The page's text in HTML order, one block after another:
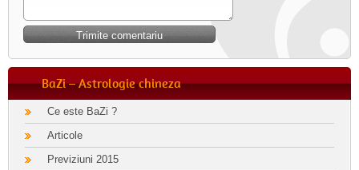
BaZi – Astrologie chineza
Ce este BaZi ?
Articole
Previziuni 2015